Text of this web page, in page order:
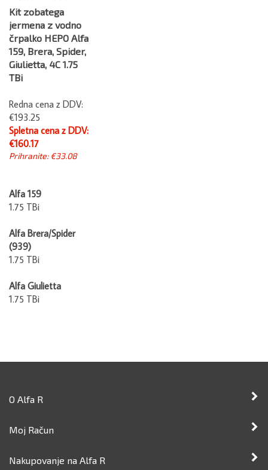
Kit zobatega
jermena z vodno
črpalko HEPO Alfa
159, Brera, Spider,
Giulietta, 4C 1.75
TBi
Redna cena z DDV:
€193.25
Spletna cena z DDV:
€160.17
Prihranite: €33.08
Alfa 159
1.75 TBi
Alfa Brera/Spider
(939)
1.75 TBi
Alfa Giulietta
1.75 TBi
O Alfa R
Moj Račun
Nakupovanje na Alfa R